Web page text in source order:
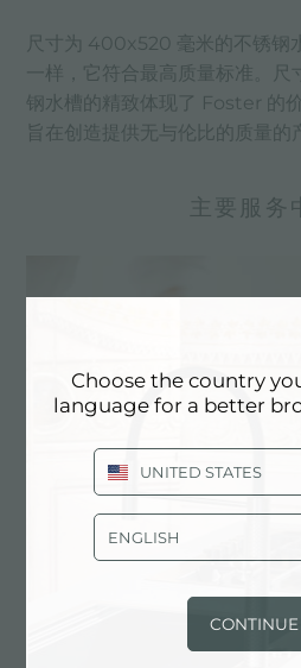
尺寸为 400x520 毫米的不锈钢
一样，它符合最高质量标准。
钢水槽的精致体现了 Foster 的
旨在创造提供无与伦比的质量的
主要服务
定制化
实现定制化是Foster产
Choose the country
language for a better
UNITED STATES
ENGLISH
CONTINUE